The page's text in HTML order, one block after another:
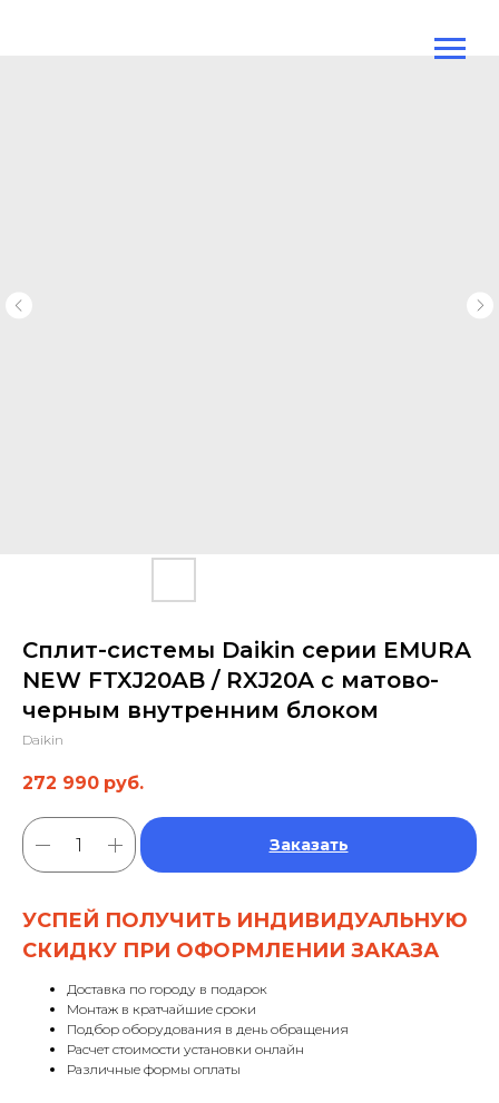
Сплит-системы Daikin серии EMURA
NEW FTXJ20AB / RXJ20A с матово-
черным внутренним блоком
Daikin
272 990 руб.
Заказать
УСПЕЙ ПОЛУЧИТЬ ИНДИВИДУАЛЬНУЮ
СКИДКУ ПРИ ОФОРМЛЕНИИ ЗАКАЗА
Доставка по городу в подарок
Монтаж в кратчайшие сроки
Подбор оборудования в день обращения
Расчет стоимости установки онлайн
Различные формы оплаты